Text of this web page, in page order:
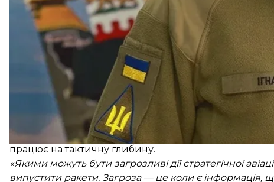
За даними NYT, американські посадовці також
розвідка США поки що не визначила, по чому саме
безпілотників по цивільних цілях, вразити
Юрій Ігнат пояснив: варто розділяти авіацію, яка
працює на тактичну глибину.
«Якими можуть бути загрозливі дії стратегічної
випустити ракети. Загроза — це коли є інформація,